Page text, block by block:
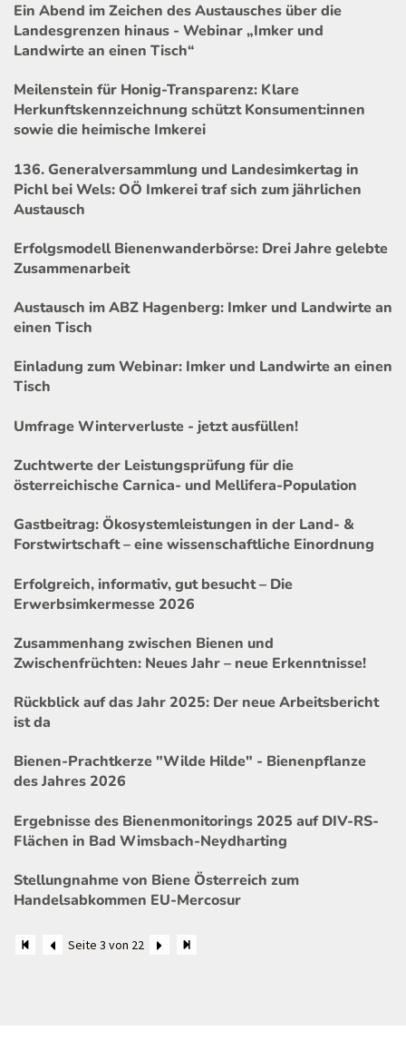
Ein Abend im Zeichen des Austausches über die
Landesgrenzen hinaus - Webinar „Imker und
Landwirte an einen Tisch“
Meilenstein für Honig-Transparenz: Klare
Herkunftskennzeichnung schützt Konsument:innen
sowie die heimische Imkerei
136. Generalversammlung und Landesimkertag in
Pichl bei Wels: OÖ Imkerei traf sich zum jährlichen
Austausch
Erfolgsmodell Bienenwanderbörse: Drei Jahre gelebte
Zusammenarbeit
Austausch im ABZ Hagenberg: Imker und Landwirte an
einen Tisch
Einladung zum Webinar: Imker und Landwirte an einen
Tisch
Umfrage Winterverluste - jetzt ausfüllen!
Zuchtwerte der Leistungsprüfung für die
österreichische Carnica- und Mellifera-Population
Gastbeitrag: Ökosystemleistungen in der Land- &
Forstwirtschaft – eine wissenschaftliche Einordnung
Erfolgreich, informativ, gut besucht – Die
Erwerbsimkermesse 2026
Zusammenhang zwischen Bienen und
Zwischenfrüchten: Neues Jahr – neue Erkenntnisse!
Rückblick auf das Jahr 2025: Der neue Arbeitsbericht
ist da
Bienen-Prachtkerze "Wilde Hilde" - Bienenpflanze
des Jahres 2026
Ergebnisse des Bienenmonitorings 2025 auf DIV-RS-
Flächen in Bad Wimsbach-Neydharting
Stellungnahme von Biene Österreich zum
Handelsabkommen EU-Mercosur
Seite 3 von 22